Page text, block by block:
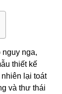
nga,
thiết kế
lại toát
và thư thái